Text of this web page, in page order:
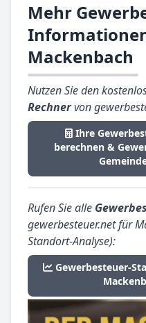
Mehr
Mackenbach
Nutzen Sie den
Rechnervon
Ihre
berechnen &
Rufen Sie alle
gewerbesteuer.net für
Standort-Analyse):
Gewerbesteuer-